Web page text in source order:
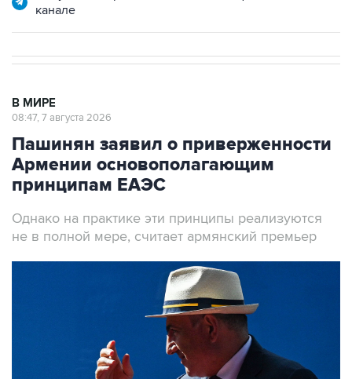
Пашинян заявил о приверженности
Армении основополагающим
принципам ЕАЭС
Однако на практике эти принципы реализуются